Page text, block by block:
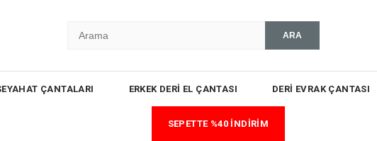
ÇANTALARI ERKEK DERİ EL ÇANTASI DERİ EVRAK ÇANTASI
SEPETTE %40 İNDİRİM